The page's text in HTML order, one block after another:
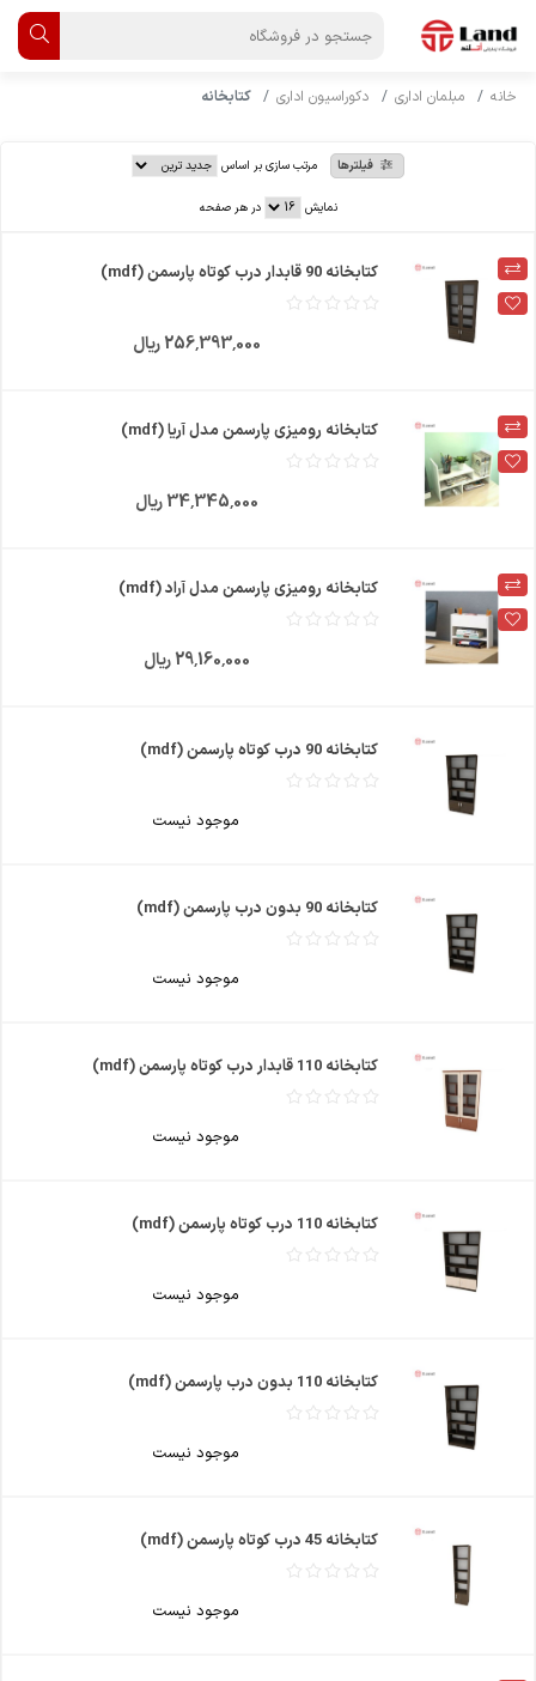
خانه مبلمان اداری دکوراسیون اداری کتابخانه
فیلترها مرتب سازی بر اساس
نمایش در هر صفحه
کتابخانه 90 قابدار درب کوتاه پارسمن (mdf)
256٬393٬000 ریال
کتابخانه رومیزی پارسمن مدل آریا (mdf)
34٬345٬000 ریال
کتابخانه رومیزی پارسمن مدل آراد (mdf)
29٬160٬000 ریال
کتابخانه 90 درب کوتاه پارسمن (mdf)
موجود نیست
کتابخانه 90 بدون درب پارسمن (mdf)
موجود نیست
کتابخانه 110 قابدار درب کوتاه پارسمن (mdf)
موجود نیست
کتابخانه 110 درب کوتاه پارسمن (mdf)
موجود نیست
کتابخانه 110 بدون درب پارسمن (mdf)
موجود نیست
کتابخانه 45 درب کوتاه پارسمن (mdf)
موجود نیست